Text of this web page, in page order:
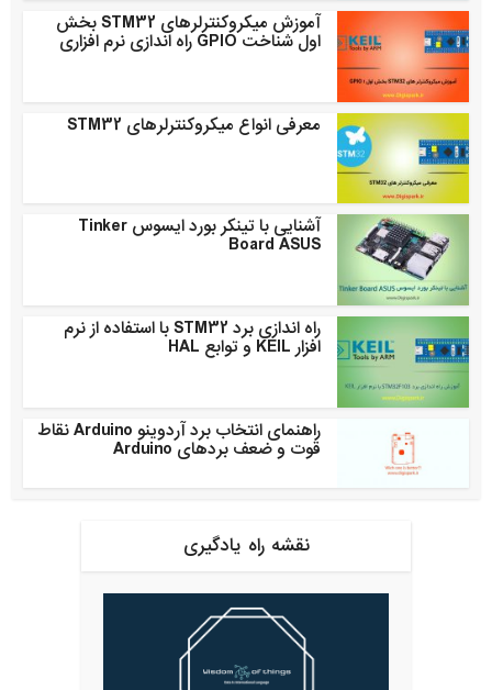
آموزش میکروکنترلرهای STM32 بخش
اول شناخت GPIO راه اندازی نرم افزاری
معرفی انواع میکروکنترلرهای STM32
آشنایی با تینکر بورد ایسوس Tinker
Board ASUS
راه اندازی برد STM32 با استفاده از نرم
افزار KEIL و توابع HAL
راهنمای انتخاب برد آردوینو Arduino نقاط
قوت و ضعف بردهای Arduino
نقشه راه یادگیری